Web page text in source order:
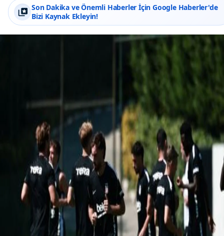
Son Dakika ve Önemli Haberler İçin Google Haberler'de
Bizi Kaynak Ekleyin!